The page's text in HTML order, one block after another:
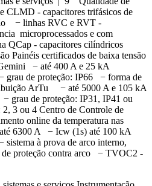
- capacitores trifásicos de
− linhas RVC e RVT -
microprocessados e com
QCap - capacitores cilíndricos
Painéis certificados de baixa tensão
− até 400 A e 25 kA
grau de proteção: IP66 − forma de
ArTu − até 5000 A e 105 kA
grau de proteção: IP31, IP41 ou
3 ou 4 Centro de Controle de
online da temperatura nas
6300 A − Icw (1s) até 100 kA
à prova de arco interno,
de proteção contra arco − TVOC2 -